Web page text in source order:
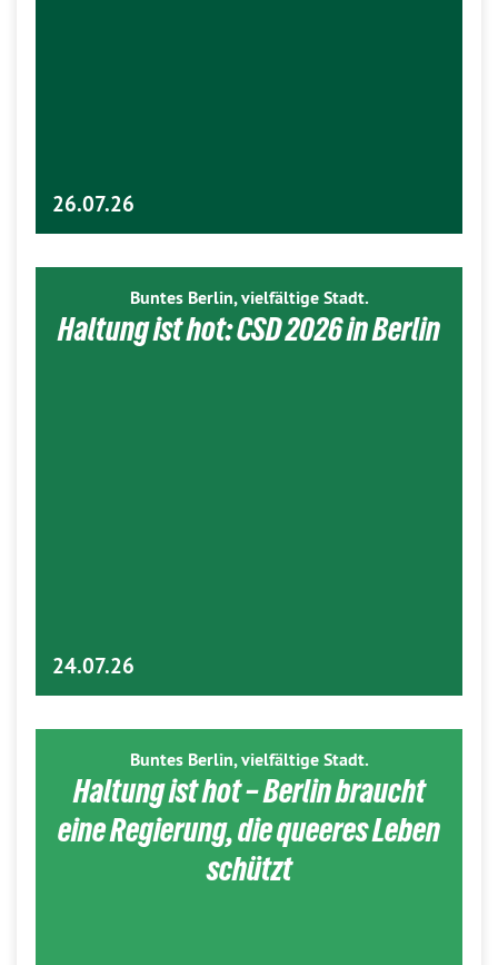
26.07.26
Buntes Berlin, vielfältige Stadt.
Haltung ist hot: CSD 2026 in Berlin
24.07.26
Buntes Berlin, vielfältige Stadt.
Haltung ist hot – Berlin braucht
eine Regierung, die queeres Leben
schützt